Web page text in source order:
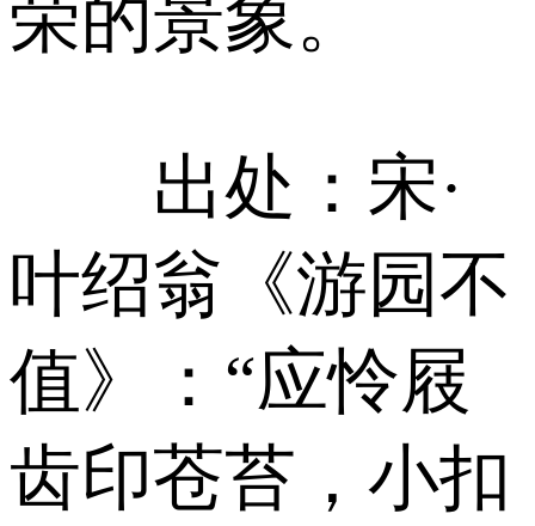
荣的景象。
出处：宋·
叶绍翁《游园不
值》：“应怜屐
齿印苍苔，小扣